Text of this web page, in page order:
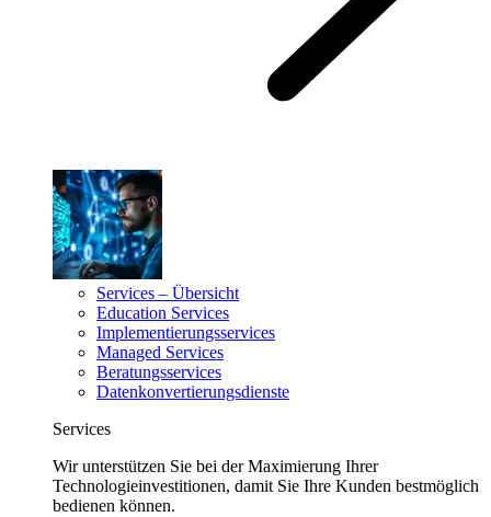
Services – Übersicht
Education Services
Implementierungsservices
Managed Services
Beratungsservices
Datenkonvertierungsdienste
Services
Wir unterstützen Sie bei der Maximierung Ihrer
Technologieinvestitionen, damit Sie Ihre Kunden bestmöglich
bedienen können.